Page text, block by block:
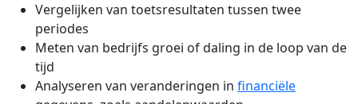
Vergelijken van toetsresultaten tussen twee
periodes
Meten van bedrijfs groei of daling in de loop van de
tijd
Analyseren van veranderingen in financiële